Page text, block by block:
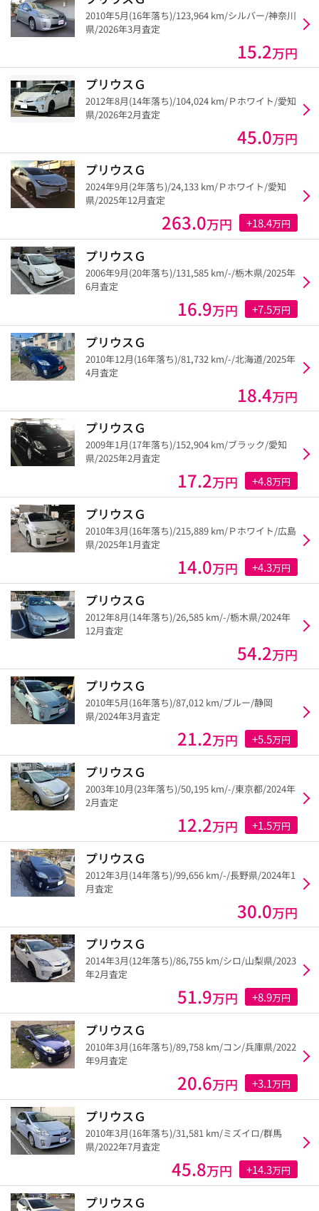
2010年5月(16年落ち)/123,964 km/シルバー/神奈川
県/2026年3月査定
15.2万円
プリウスＧ
2012年8月(14年落ち)/104,024 km/Ｐホワイト/愛知
県/2026年2月査定
45.0万円
プリウスＧ
2024年9月(2年落ち)/24,133 km/Ｐホワイト/愛知
県/2025年12月査定
263.0万円 +18.4万円
プリウスＧ
2006年9月(20年落ち)/131,585 km/-/栃木県/2025年
6月査定
16.9万円 +7.5万円
プリウスＧ
2010年12月(16年落ち)/81,732 km/-/北海道/2025年
4月査定
18.4万円
プリウスＧ
2009年1月(17年落ち)/152,904 km/ブラック/愛知
県/2025年2月査定
17.2万円 +4.8万円
プリウスＧ
2010年3月(16年落ち)/215,889 km/Ｐホワイト/広島
県/2025年1月査定
14.0万円 +4.3万円
プリウスＧ
2012年8月(14年落ち)/26,585 km/-/栃木県/2024年
12月査定
54.2万円
プリウスＧ
2010年5月(16年落ち)/87,012 km/ブルー/静岡
県/2024年3月査定
21.2万円 +5.5万円
プリウスＧ
2003年10月(23年落ち)/50,195 km/-/東京都/2024年
2月査定
12.2万円 +1.5万円
プリウスＧ
2012年3月(14年落ち)/99,656 km/-/長野県/2024年1
月査定
30.0万円
プリウスＧ
2014年3月(12年落ち)/86,755 km/シロ/山梨県/2023
年2月査定
51.9万円 +8.9万円
プリウスＧ
2010年3月(16年落ち)/89,758 km/コン/兵庫県/2022
年9月査定
20.6万円 +3.1万円
プリウスＧ
2010年3月(16年落ち)/31,581 km/ミズイロ/群馬
県/2022年7月査定
45.8万円 +14.3万円
プリウスＧ